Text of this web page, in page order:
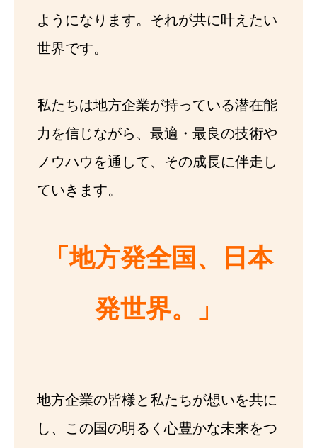
ようになります。それが共に叶えたい
世界です。
私たちは地方企業が持っている潜在能
力を信じながら、最適・最良の技術や
ノウハウを通して、その成長に伴走し
ていきます。
「地方発全国、日本
発世界。」
地方企業の皆様と私たちが想いを共に
し、この国の明るく心豊かな未来をつ